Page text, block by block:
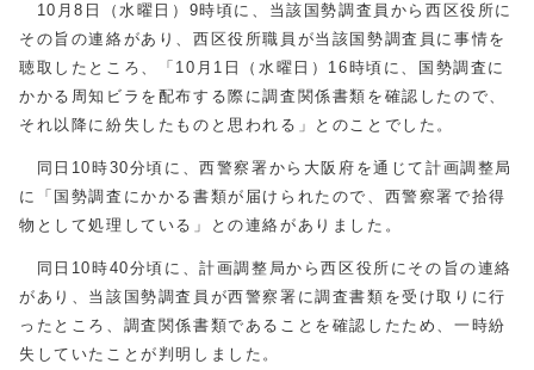
10月8日（水曜日）9時頃に、当該国勢調査員から西区役所に
その旨の連絡があり、西区役所職員が当該国勢調査員に事情を
聴取したところ、「10月1日（水曜日）16時頃に、国勢調査に
かかる周知ビラを配布する際に調査関係書類を確認したので、
それ以降に紛失したものと思われる」とのことでした。
同日10時30分頃に、西警察署から大阪府を通じて計画調整局
に「国勢調査にかかる書類が届けられたので、西警察署で拾得
物として処理している」との連絡がありました。
同日10時40分頃に、計画調整局から西区役所にその旨の連絡
があり、当該国勢調査員が西警察署に調査書類を受け取りに行
ったところ、調査関係書類であることを確認したため、一時紛
失していたことが判明しました。